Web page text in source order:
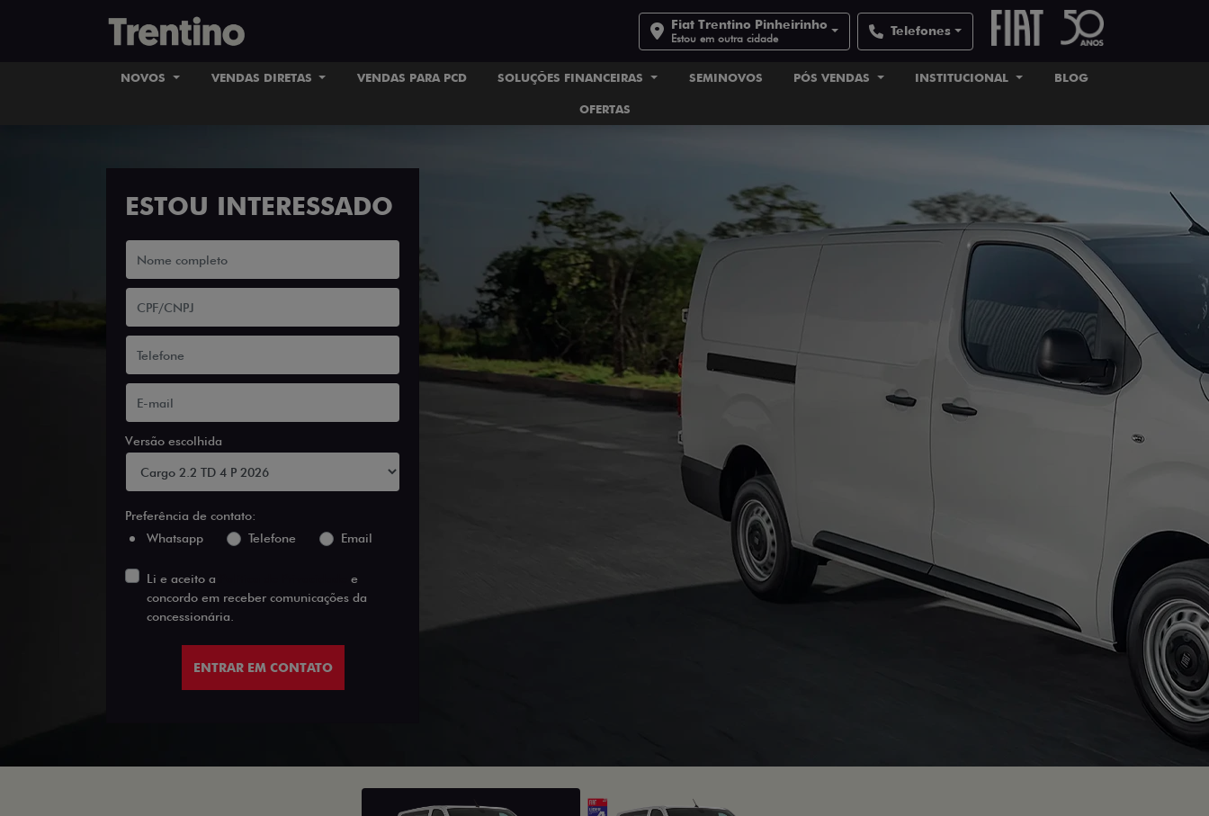
Fiat Trentino Pinheirinho
Estou em outra cidade Telefones
NOVOS VENDAS DIRETAS VENDAS PARA PCD SOLUÇÕES FINANCEIRAS SEMINOVOS PÓS VENDAS INSTITUCIONAL BLOG
OFERTAS
ESTOU INTERESSADO
Versão escolhida
Preferência de contato:
Whatsapp
Telefone Email
Li e aceito a
e
concordo em receber comunicações da
concessionária.
ENTRAR EM CONTATO